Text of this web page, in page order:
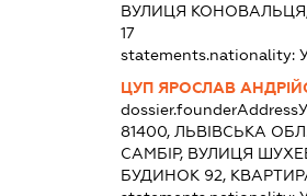
ВУЛИЦЯ
17
statements.nationality:
ЦУП ЯРОСЛАВ
dossier.founderAddress
81400, ЛЬВІВСЬКА
САМБІР, ВУЛИЦЯ
БУДИНОК 92,